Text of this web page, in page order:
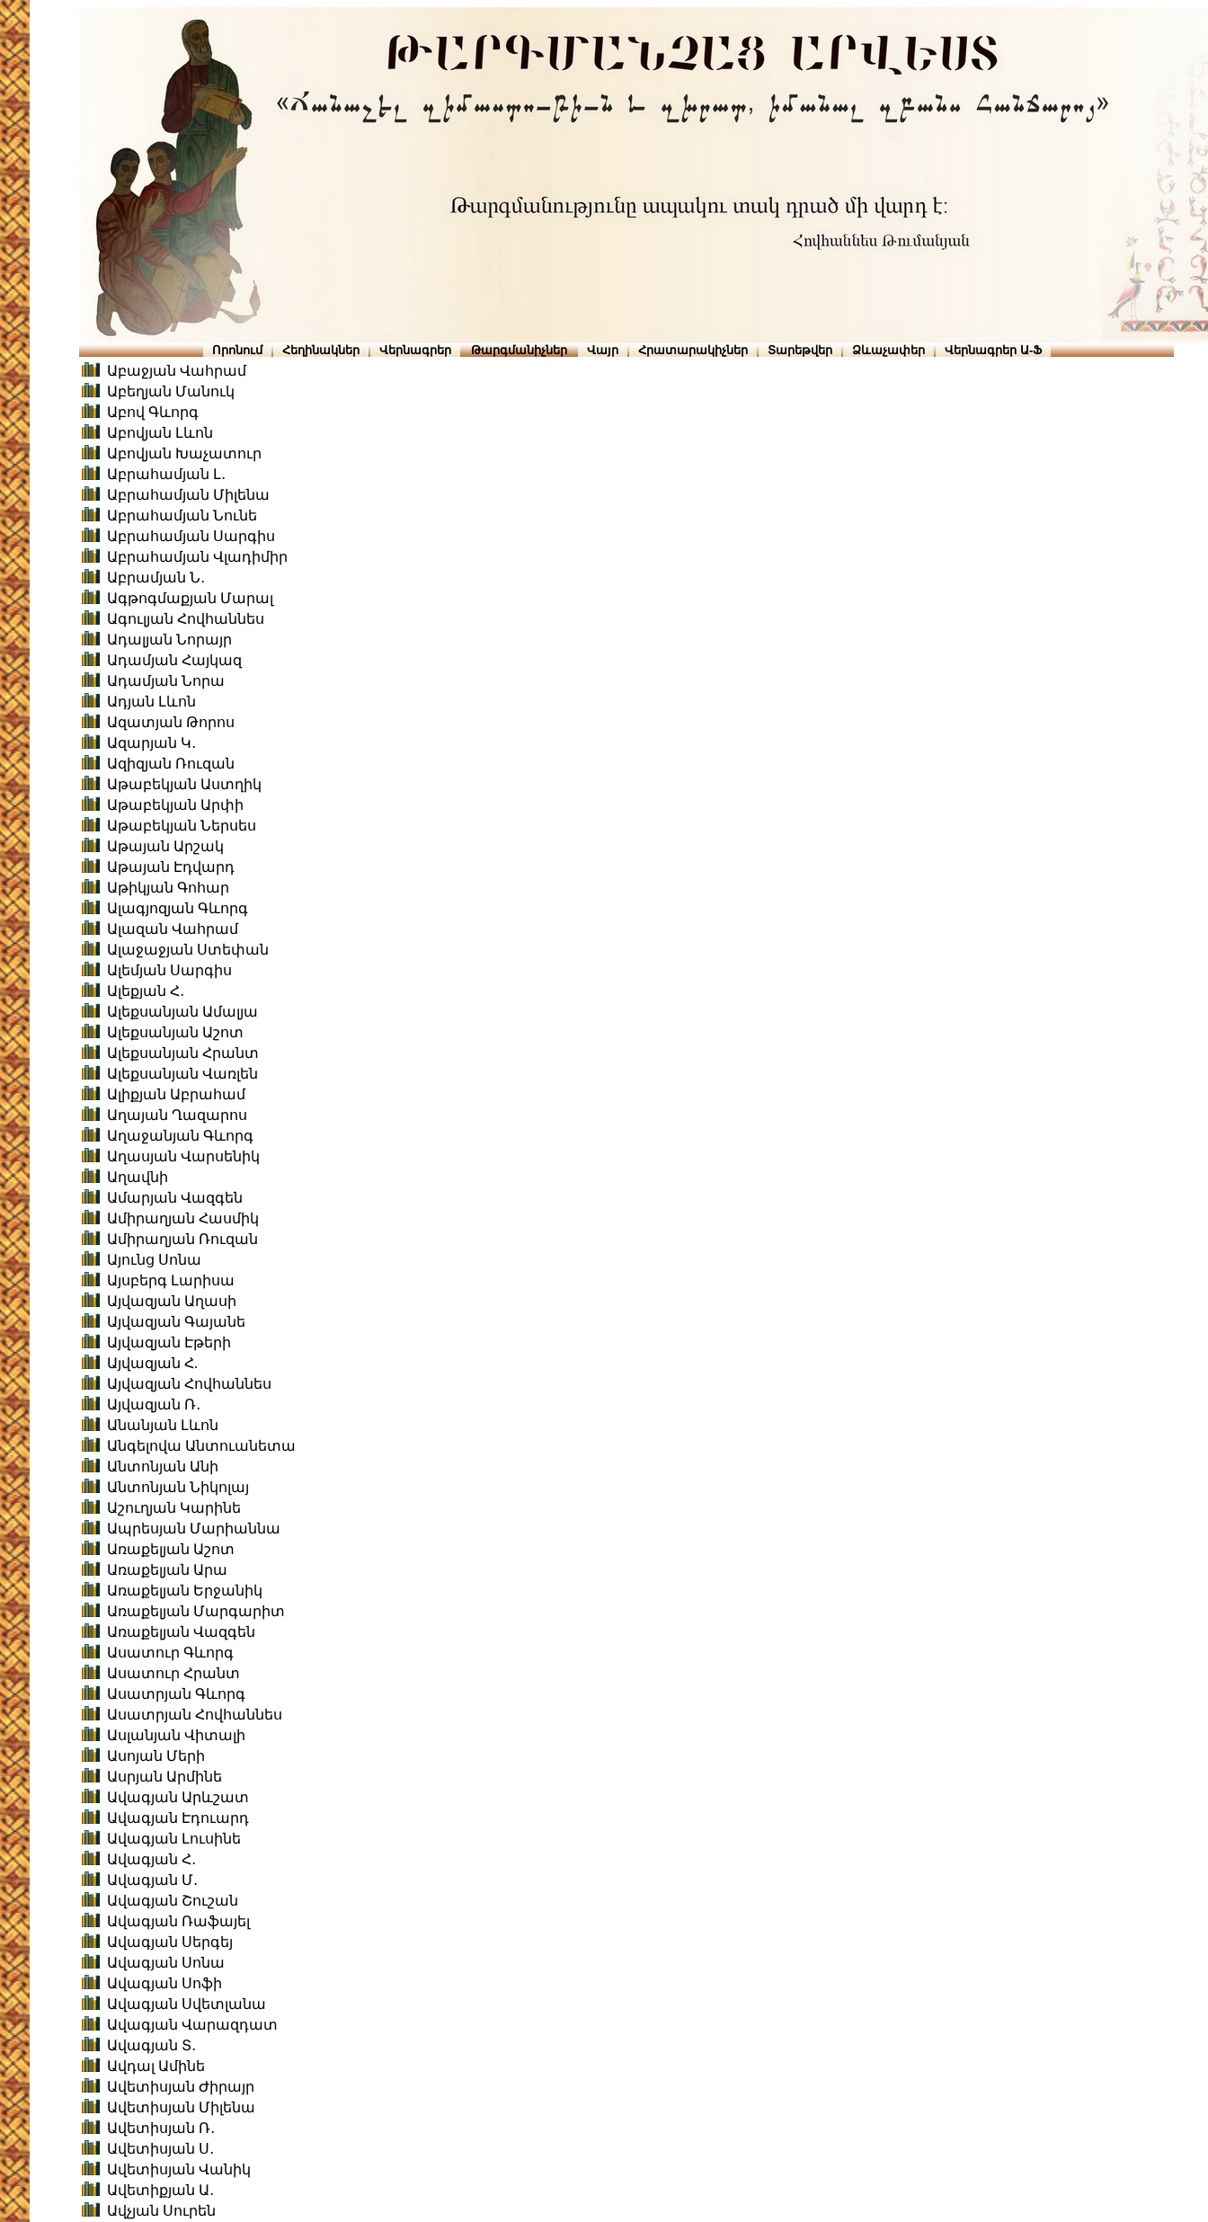
Որոնում Հեղինակներ Վերնագրեր Թարգմանիչներ Վայր Հրատարակիչներ Տարեթվեր Ձևաչափեր Վերնագրեր Ա-Ֆ
Աբաջյան Վահրամ
Աբեղյան Մանուկ
Աբով Գևորգ
Աբովյան Լևոն
Աբովյան Խաչատուր
Աբրահամյան Լ․
Աբրահամյան Միլենա
Աբրահամյան Նունե
Աբրահամյան Սարգիս
Աբրահամյան Վլադիմիր
Աբրամյան Ն․
Ագթոգմաքյան Մարալ
Ագուլյան Հովհաննես
Ադալյան Նորայր
Ադամյան Հայկազ
Ադամյան Նորա
Ադյան Լևոն
Ազատյան Թորոս
Ազարյան Կ․
Ազիզյան Ռուզան
Աթաբեկյան Աստղիկ
Աթաբեկյան Արփի
Աթաբեկյան Ներսես
Աթայան Արշակ
Աթայան Էդվարդ
Աթիկյան Գոհար
Ալագյոզյան Գևորգ
Ալազան Վահրամ
Ալաջաջյան Ստեփան
Ալեմյան Սարգիս
Ալեքյան Հ․
Ալեքսանյան Ամալյա
Ալեքսանյան Աշոտ
Ալեքսանյան Հրանտ
Ալեքսանյան Վառլեն
Ալիքյան Աբրահամ
Աղայան Ղազարոս
Աղաջանյան Գևորգ
Աղասյան Վարսենիկ
Աղավնի
Ամարյան Վազգեն
Ամիրաղյան Հասմիկ
Ամիրաղյան Ռուզան
Այունց Սոնա
Այսբերգ Լարիսա
Այվազյան Աղասի
Այվազյան Գայանե
Այվազյան Էթերի
Այվազյան Հ.
Այվազյան Հովհաննես
Այվազյան Ռ․
Անանյան Լևոն
Անգելովա Անտուանետա
Անտոնյան Անի
Անտոնյան Նիկոլայ
Աշուղյան Կարինե
Ապրեսյան Մարիաննա
Առաքելյան Աշոտ
Առաքելյան Արա
Առաքելյան Երջանիկ
Առաքելյան Մարգարիտ
Առաքելյան Վազգեն
Ասատուր Գևորգ
Ասատուր Հրանտ
Ասատրյան Գևորգ
Ասատրյան Հովհաննես
Ասլանյան Վիտալի
Ասոյան Մերի
Ասրյան Արմինե
Ավագյան Արևշատ
Ավագյան Էդուարդ
Ավագյան Լուսինե
Ավագյան Հ․
Ավագյան Մ․
Ավագյան Շուշան
Ավագյան Ռաֆայել
Ավագյան Սերգեյ
Ավագյան Սոնա
Ավագյան Սոֆի
Ավագյան Սվետլանա
Ավագյան Վարազդատ
Ավագյան Տ․
Ավդալ Ամինե
Ավետիսյան Ժիրայր
Ավետիսյան Միլենա
Ավետիսյան Ռ․
Ավետիսյան Ս․
Ավետիսյան Վանիկ
Ավետիքյան Ա․
Ավչյան Սուրեն